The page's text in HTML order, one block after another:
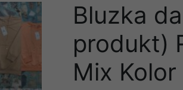
Bluzka
produkt)
Mix